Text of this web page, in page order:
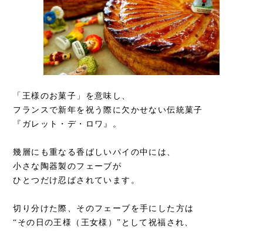
「王様のお菓子」を意味し、
フランスで新年を祝う際に欠かせない伝統菓子
『ガレット・デ・ロワ』。
幾層にも重なる香ばしいパイの中には、
小さな陶器製のフェーブが
ひとつだけ忍ばされています。
切り分けた際、そのフェーブを手にした方は
“その日の王様（王女様）”として祝福され、